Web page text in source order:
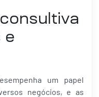
e
um papel
negócios, e as